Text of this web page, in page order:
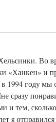
Во
«Ханкен» и
1994 году мы
сразу
и тем,
я